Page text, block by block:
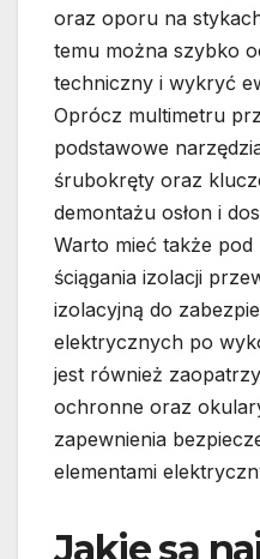
oraz oporu na
temu można szybko
techniczny i wykryć
Oprócz multimetru
podstawowe
śrubokręty oraz
demontażu osłon i
Warto mieć także
ściągania izolacji
izolacyjną do
elektrycznych po
jest również
ochronne oraz
zapewnienia
elementami
Jakie są